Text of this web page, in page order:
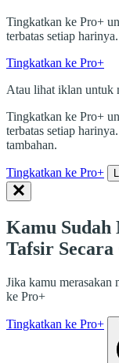
Tingkatkan ke Pro+
terbatas setiap harinya.
Tingkatkan ke Pro+
Atau lihat iklan untuk
Tingkatkan ke Pro+
terbatas setiap
tambahan.
Tingkatkan ke Pro+
Kamu Sudah
Tafsir
Jika kamu merasakan
ke Pro+
Tingkatkan ke Pro+